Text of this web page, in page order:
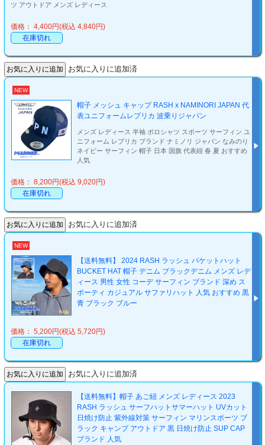
ツ アウトドア メンズ レディース
価格： 4,400円(税込 4,840円)
在庫切れ
お気に入りに追加済
NEW
帽子 メッシュ キャップ RASH x NAMINORI JAPAN 代
表ユニフォームレプリカ 波乗りジャパン
メンズ レディース 半袖 ポロシャツ スポーツ サーフィン ユ
ニフォーム レプリカ ブランド ナミノリ ジャパン なみのり
ネイビー サーフィン 帽子 日本 国旗 代表紺 春 夏 おすすめ
人気
価格： 8,200円(税込 9,020円)
在庫切れ
お気に入りに追加済
NEW
【送料無料】 2024 RASH ラッシュ バケットハット
BUCKET HAT 帽子 デニム ブラックデニム メンズ レデ
ィース 男性 女性 コーデ サーフィン ブランド 深め ス
ポーティ カジュアル サファリハット 人気 おすすめ 黒
青 ブラック ブルー
価格： 5,200円(税込 5,720円)
在庫切れ
お気に入りに追加済
【送料無料】帽子 あご紐 メンズ レディース 2023
RASH ラッシュ サーフハットサマーハット UVカット
日焼け防止 紫外線対策 サーフィン マリンスポーツ ブ
ラック キャンプ アウトドア 黒 日焼け防止 SUP CAP
ブランド 人気